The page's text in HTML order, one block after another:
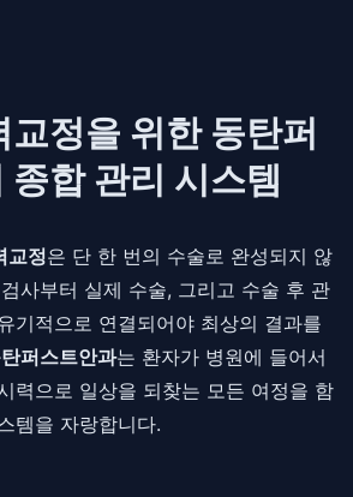
교정을 위한 동탄퍼
종합 관리 시스템
교정은 단 한 번의 수술로 완성되지 않
사부터 실제 수술, 그리고 수술 후 관
기적으로 연결되어야 최상의 결과를
퍼스트안과는 환자가 병원에 들어서
력으로 일상을 되찾는 모든 여정을 함
템을 자랑합니다.